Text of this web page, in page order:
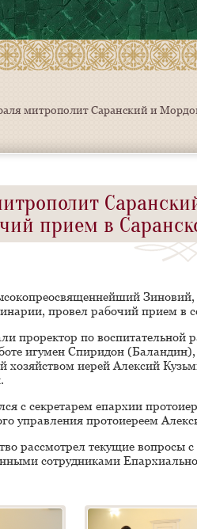
митрополит Саранский и
прием в
провел рабочий прием в
проректор по
игумен Спиридон
хозяйством иерей Алексий
с секретарем епархии
управления протоиереем
рассмотрел текущие
сотрудниками